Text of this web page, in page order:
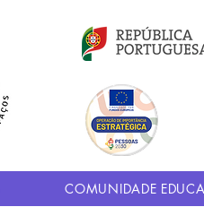
COMUNIDADE